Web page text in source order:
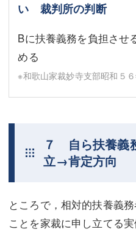
い 裁判所の判断
Bに扶養義務を負担させ
める
※和歌山家裁妙寺支部昭和５
７ 自ら扶養義
立→肯定方向
ところで，相対的扶養義
ことを家裁に申し立てる